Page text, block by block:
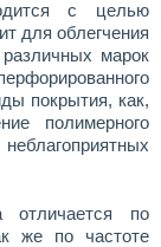
с целью
для облегчения
марок
покрытия, как,
полимерного
отличается по
же по частоте